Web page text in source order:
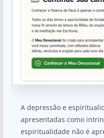
A depressão e
apresentadas como
espiritualidade não é